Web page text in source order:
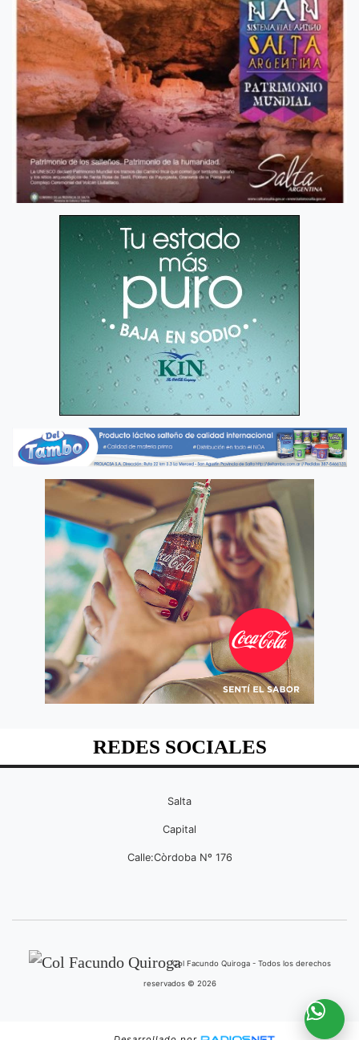
REDES SOCIALES
Salta
Capital
Calle:Còrdoba Nº 176
Col Facundo Quiroga - Todos los derechos
reservados © 2026